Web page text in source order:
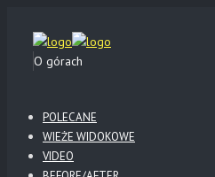
O górach
POLECANE
WIEŻE WIDOKOWE
VIDEO